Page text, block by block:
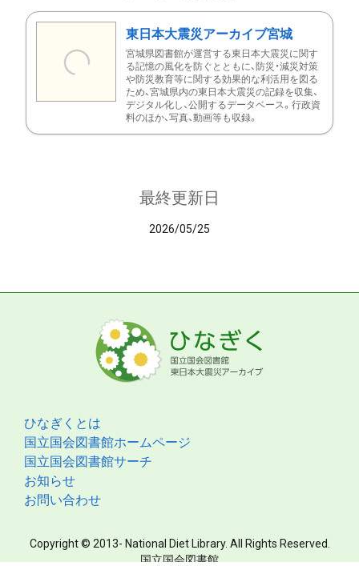
東日本大震災アーカイブ宮城
宮城県図書館が運営する東日本大震災に関す
る記憶の風化を防ぐとともに、防災・減災対策
や防災教育等に関する効果的な利活用を図る
ため、宮城県内の東日本大震災の記録を収集、
デジタル化し、公開するデータベース。行政資
料のほか、写真、動画等も収録。
最終更新日
2026/05/25
ひなぎくとは
国立国会図書館ホームページ
国立国会図書館サーチ
お知らせ
お問い合わせ
Copyright © 2013- National Diet Library. All Rights Reserved.